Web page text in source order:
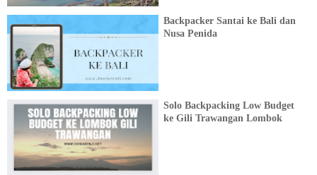
Backpacker Santai ke Bali dan
Nusa Penida
Solo Backpacking Low Budget
ke Gili Trawangan Lombok